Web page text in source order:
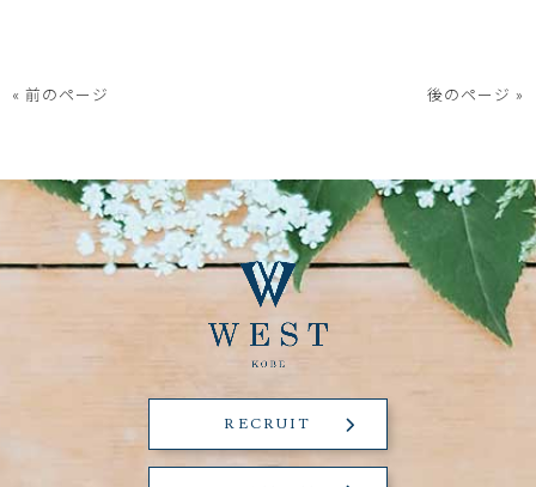
« 前のページ 後のページ »
RECRUIT